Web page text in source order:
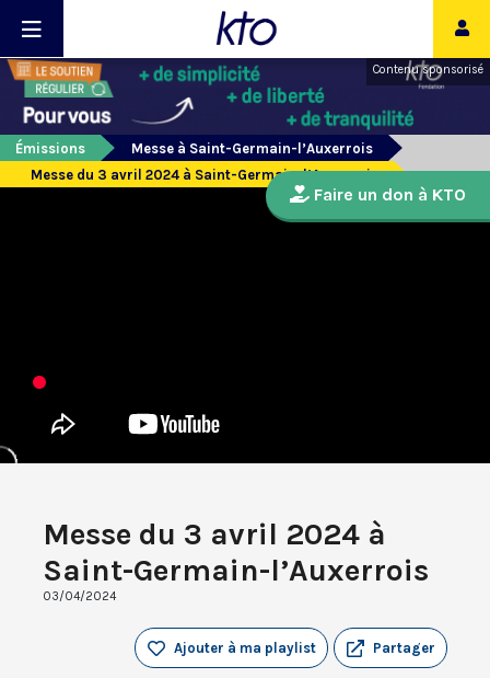
Contenu sponsorisé
Émissions
Messe à Saint-Germain-l’Auxerrois
Messe du 3 avril 2024 à Saint-Germain-l’Auxerrois
Messe du 3 avril 2024 à
Saint-Germain-l’Auxerrois
03/04/2024
Partager
Ajouter à ma playlist
Faire un don à KTO